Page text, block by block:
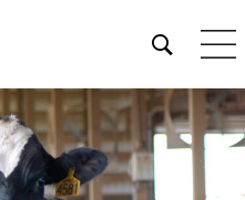
Open
site
search
form